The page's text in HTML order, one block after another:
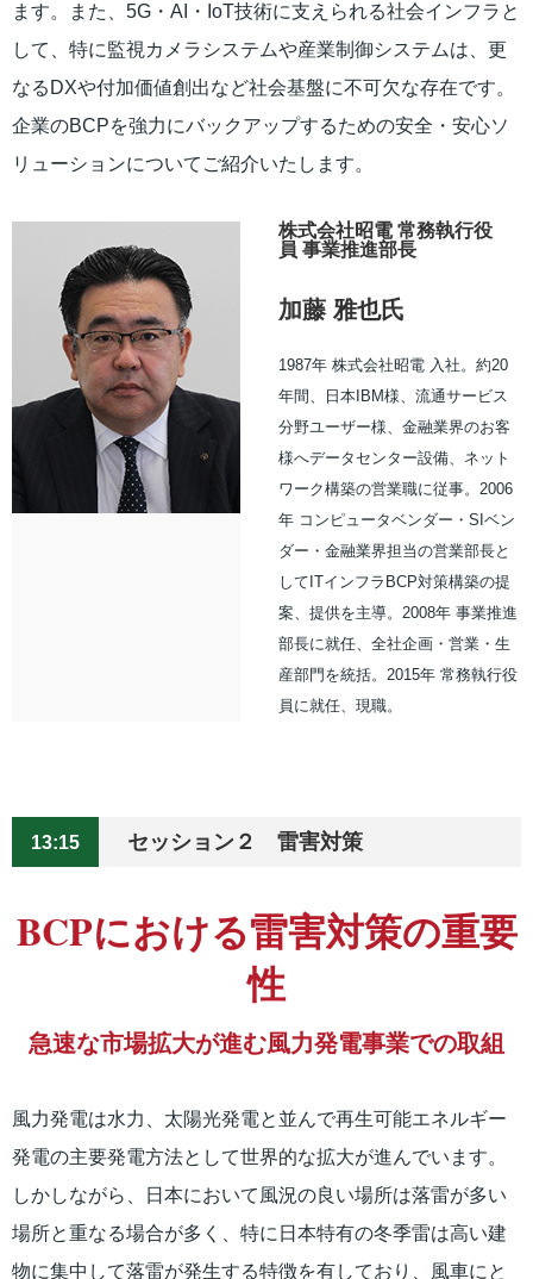
ます。また、5G・AI・IoT技術に支えられる社会インフラと
して、特に監視カメラシステムや産業制御システムは、更
なるDXや付加価値創出など社会基盤に不可欠な存在です。
企業のBCPを強力にバックアップするための安全・安心ソ
リューションについてご紹介いたします。
株式会社昭電 常務執行役
員 事業推進部長
加藤 雅也氏
1987年 株式会社昭電 入社。約20
年間、日本IBM様、流通サービス
分野ユーザー様、金融業界のお客
様へデータセンター設備、ネット
ワーク構築の営業職に従事。2006
年 コンピュータベンダー・SIベン
ダー・金融業界担当の営業部長と
してITインフラBCP対策構築の提
案、提供を主導。2008年 事業推進
部長に就任、全社企画・営業・生
産部門を統括。2015年 常務執行役
員に就任、現職。
13:15 セッション２ 雷害対策
BCPにおける雷害対策の重要
性
急速な市場拡大が進む風力発電事業での取組
風力発電は水力、太陽光発電と並んで再生可能エネルギー
発電の主要発電方法として世界的な拡大が進んでいます。
しかしながら、日本において風況の良い場所は落雷が多い
場所と重なる場合が多く、特に日本特有の冬季雷は高い建
物に集中して落雷が発生する特徴を有しており、風車にと